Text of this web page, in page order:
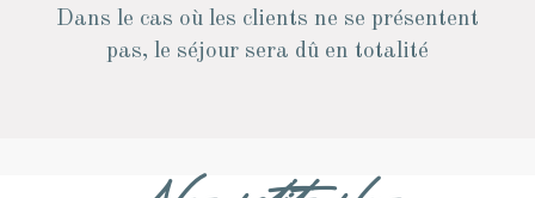
Dans le cas où les clients ne se présentent
pas, le séjour sera dû en totalité